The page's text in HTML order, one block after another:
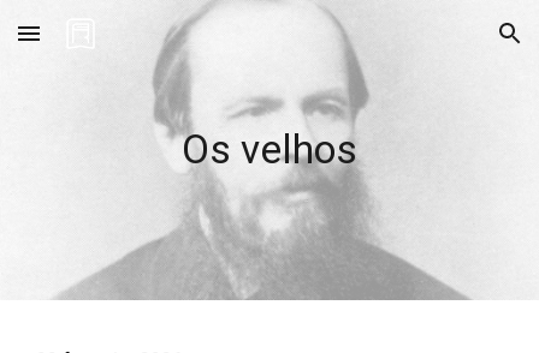
Skip to main content Skip to navigation
Os velhos